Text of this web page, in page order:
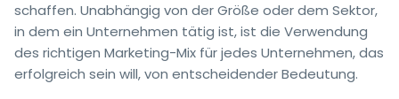
schaffen. Unabhängig von der Größe oder dem Sektor,
in dem ein Unternehmen tätig ist, ist die Verwendung
des richtigen Marketing-Mix für jedes Unternehmen, das
erfolgreich sein will, von entscheidender Bedeutung.